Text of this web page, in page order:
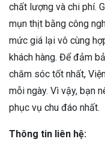
chất lượng và chi phí.
mụn thịt bằng công
mức giá lại vô cùng
khách hàng. Để đảm
chăm sóc tốt nhất,
mỗi ngày. Vì vậy, bạn
phục vụ chu đáo nhất.
Thông tin liên hệ: